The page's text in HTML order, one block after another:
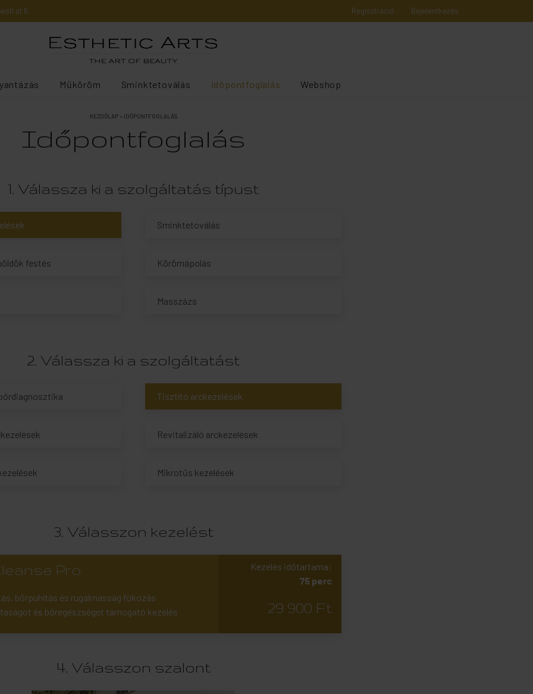
út 6. Regisztráció Bejelentkezés
Műköröm Sminktetoválás Időpontfoglalás Webshop
KEZDŐLAP» IDŐPONTFOGLALÁS
Időpontfoglalás
1. Válassza ki a szolgáltatás típust
Sminktetoválás
festés Körömápolás
Masszázs
2. Válassza ki a szolgáltatást
Tisztító arckezelések
Revitalizáló arckezelések
Mikrotűs kezelések
3. Válasszon kezelést
Pro
bőrpuhítás és rugalmasság fokozás
és bőregészséget támogató kezelés
Kezelés időtartama:
75 perc
29 900 Ft
4. Válasszon szalont